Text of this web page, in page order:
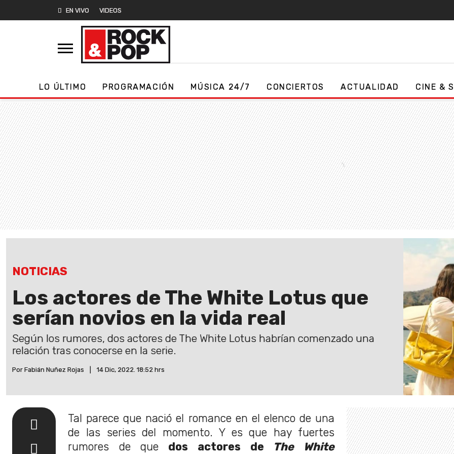
EN VIVO VIDEOS
LO ÚLTIMO PROGRAMACIÓN MÚSICA 24/7 CONCIERTOS ACTUALIDAD CINE &
NOTICIAS
Los actores de The White Lotus que
serían novios en la vida real
Según los rumores, dos actores de The White Lotus habrían comenzado una
relación tras conocerse en la serie.
Por Fabián Nuñez Rojas 14 Dic, 2022. 18:52 hrs
Tal parece que nació el romance en el elenco de una
de las series del momento. Y es que hay fuertes
rumores de que dos actores de The White